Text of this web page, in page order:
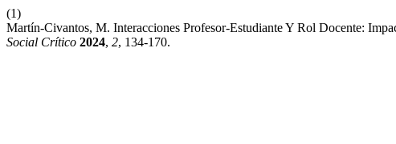
(1)
Martín-Civantos, M. Interacciones Profesor-Estudiante Y Rol Docente:
Social Crítico 2024, 2, 134-170.